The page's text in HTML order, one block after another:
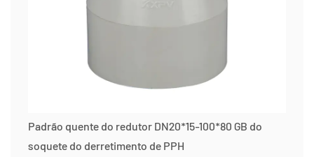
Padrão quente do redutor DN20*15-100*80 GB do
soquete do derretimento de PPH